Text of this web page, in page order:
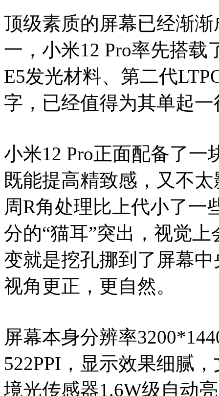
顶级素质的屏幕已经渐
一，小米12 Pro率先搭
E5发光材料、第二代
字，已经值得为其单起
小米12 Pro正面配备了一
既能提高精致感，又不
周R角处理比上代小了一
分的“猫耳”突出，视觉
变就是挖孔挪到了屏幕
视角更正，更自然。
屏幕本身分辨率
522PPI，显示效果细腻
境光传感器1.6W级自动